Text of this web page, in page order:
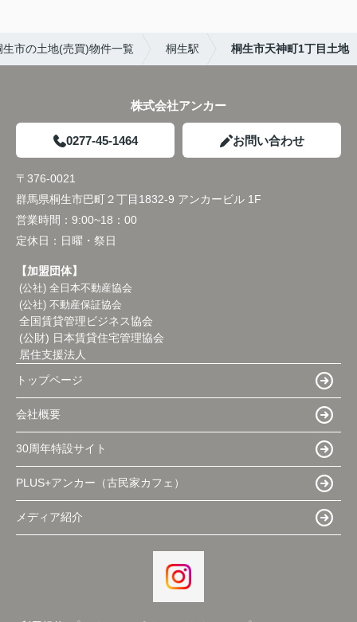
生市の土地(売買)物件一覧 桐生駅 桐生市天神町1丁目土地
株式会社アンカー
0277-45-1464 お問い合わせ
〒376-0021
群馬県桐生市巴町２丁目1832-9 アンカービル 1F
営業時間： 9:00~18：00
定休日： 日曜・祭日
【加盟団体】
(公社) 全日本不動産協会
(公社) 不動産保証協会
全国賃貸管理ビジネス協会
(公財) 日本賃貸住宅管理協会
居住支援法人
トップページ
会社概要
30周年特設サイト
PLUS+アンカー（古民家カフェ）
メディア紹介